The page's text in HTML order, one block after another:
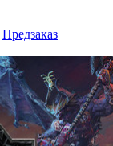
Предзаказ